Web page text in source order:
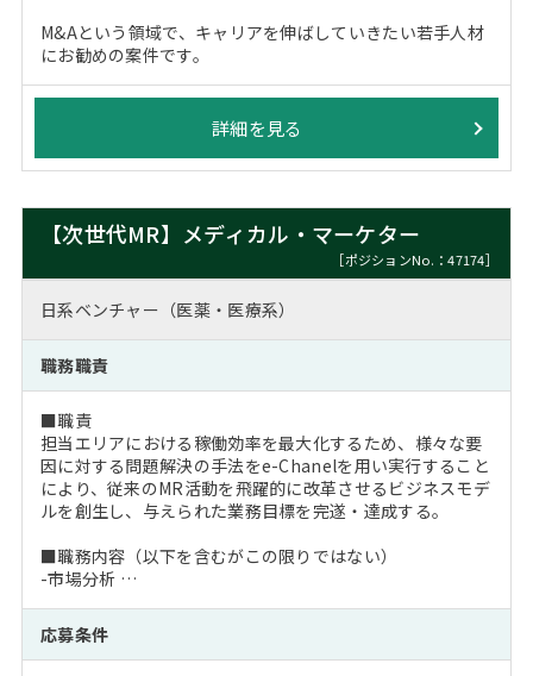
M&Aという領域で、キャリアを伸ばしていきたい若手人材
にお勧めの案件です。
詳細を見る
【次世代MR】メディカル・マーケター
［ポジションNo.：47174］
日系ベンチャー（医薬・医療系）
職務職責
■職責
担当エリアにおける稼働効率を最大化するため、様々な要
因に対する問題解決の手法をe-Chanelを用い実行すること
により、従来のMR活動を飛躍的に改革させるビジネスモデ
ルを創生し、与えられた業務目標を完遂・達成する。
■職務内容（以下を含むがこの限りではない）
-市場分析 …
応募条件